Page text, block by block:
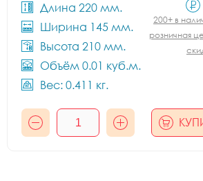
Длина 220 мм.
Ширина 145 мм.
Высота 210 мм.
Объём 0.01 куб.м.
Вес: 0.411 кг.
200+ в
розничная